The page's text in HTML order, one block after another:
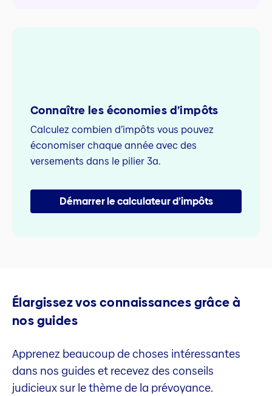
Connaître les économies d’impôts
Calculez combien d’impôts vous pouvez
économiser chaque année avec des
versements dans le pilier 3a.
Démarrer le calculateur d’impôts
Élargissez vos connaissances grâce à
nos guides
Apprenez beaucoup de choses intéressantes
dans nos guides et recevez des conseils
judicieux sur le thème de la prévoyance.